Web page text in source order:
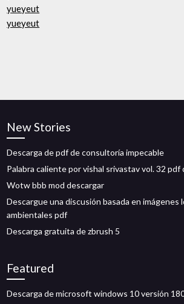
yueyeut
yueyeut
New Stories
Descarga de pdf de consultoría impecable
Palabra caliente por vishal srivastav vol. 32 pdf
Wotw bbb mod descargar
Descargue una discusión basada en imágenes
ambientales pdf
Descarga gratuita de zbrush 5
Featured
Descarga de microsoft windows 10 versión